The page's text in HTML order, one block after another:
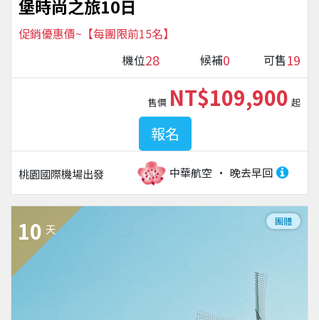
堡時尚之旅10日
促銷優惠價~【每團限前15名】
機位28 候補0 可售19
桃園國際機場出發 中華航空 晚去早回
售價 NT$109,900 起
報名
10 天
團體